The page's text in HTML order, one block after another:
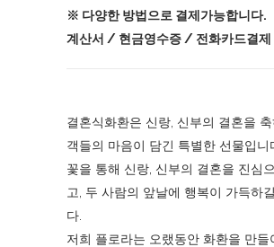
※ 다양한 방법으로 결제가능합니다.
계산서 / 현금영수증 / 전화카드결제
결혼식화환은 신랑, 신부의 결혼을
객들의 마음이 담긴 특별한 선물입니
꽃을 통해 신랑, 신부의 결혼을 진심
고, 두 사람의 앞날에 행복이 가득하
다.
저희 플로라는 오랬동안 화환을 만들